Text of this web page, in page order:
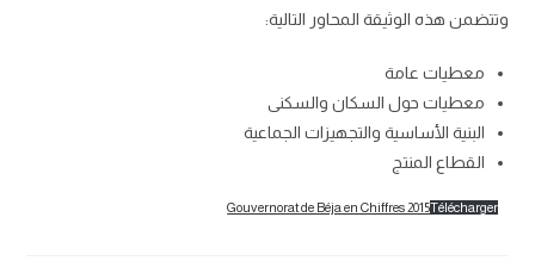
‏وتتضمن هذه الوثيقة المحاور التالية:‎
معطيات عامة
‏معطيات حول السكان والسكنى
البنية الأساسية والتجهيزات الجماعية
القطاع المنتج
Gouvernorat de Béja en Chiffres 2015Télécharger